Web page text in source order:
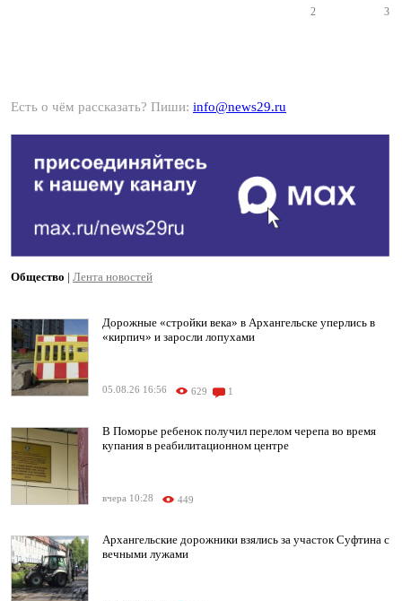
2 3
Есть о чём рассказать? Пиши: info@news29.ru
Общество | Лента новостей
Дорожные «стройки века» в Архангельске уперлись в
«кирпич» и заросли лопухами
05.08.26 16:56 629 1
В Поморье ребенок получил перелом черепа во время
купания в реабилитационном центре
вчера 10:28 449
Архангельские дорожники взялись за участок Суфтина с
вечными лужами